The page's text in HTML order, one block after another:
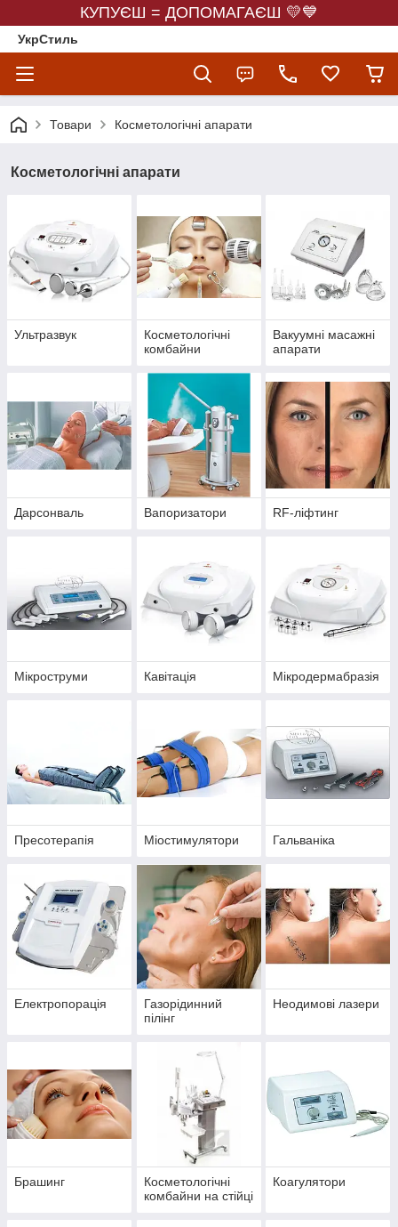
КУПУЄШ = ДОПОМАГАЄШ 💛💙
УкрСтиль
Товари Косметологічні апарати
Косметологічні апарати
Ультразвук
Косметологічні
комбайни
Вакуумні масажні
апарати
Дарсонваль Вапоризатори RF-ліфтинг
Мікроструми Кавітація Мікродермабразія
Пресотерапія Міостимулятори Гальваніка
Електропорація
Газорідинний
пілінг
Неодимові лазери
Брашинг
Косметологічні
комбайни на стійці
Коагулятори